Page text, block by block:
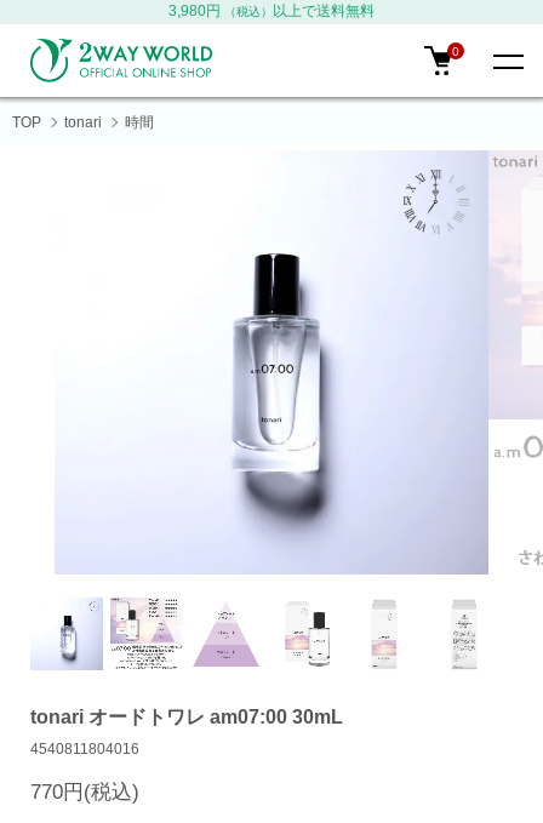
3,980円 （税込） 以上で送料無料
0
TOP tonari 時間
tonari オードトワレ am07:00 30mL
4540811804016
770円(税込)